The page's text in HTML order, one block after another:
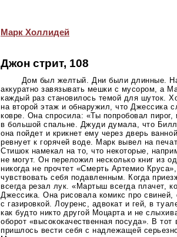
Марк Холлидей
Джон стрит, 108
Дом был желтый. Дни были длинные.
аккуратно завязывать мешки с мусором, а
каждый раз становилось темой для шуток.
на второй этаж и обнаружил, что Джессика
ковре. Она спросила: «Ты попробовал
в большой спальне. Джуди думала, что Билл
она пойдет и крикнет ему через дверь
ревнует к горячей воде. Марк вывел на
Стишок намекал на то, что некоторые,
не могут. Он переложил несколько книг из
никогда не прочтет «Смерть Артемио
чувствовать себя подавленным. Когда
всегда резал лук. «Мартыш всегда плачет,
Джессика. Она рисовала комикс про
с газировкой. Лоуренс, адвокат и гей, в
как будто никто другой Моцарта и не
оборот «высококачественная посуда». В
пришлось вести себя с надлежащей